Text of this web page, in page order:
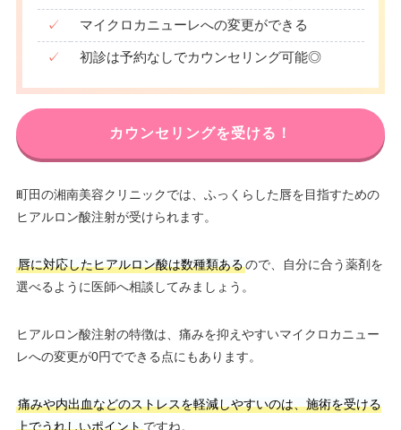
✓ マイクロカニューレへの変更ができる
✓ 初診は予約なしでカウンセリング可能◎
カウンセリングを受ける！
町田の湘南美容クリニックでは、ふっくらした唇を目指すための
ヒアルロン酸注射が受けられます。
唇に対応したヒアルロン酸は数種類あるので、自分に合う薬剤を
選べるように医師へ相談してみましょう。
ヒアルロン酸注射の特徴は、痛みを抑えやすいマイクロカニュー
レへの変更が0円でできる点にもあります。
痛みや内出血などのストレスを軽減しやすいのは、施術を受ける
上でうれしいポイントですね。